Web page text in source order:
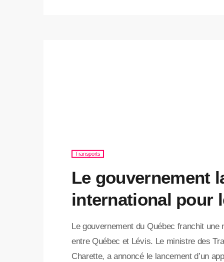
Transports
Le gouvernement
international pour
Le gouvernement du Québec franchit
entre Québec et Lévis. Le ministre des
Charette, a annoncé le lancement d’un